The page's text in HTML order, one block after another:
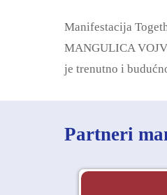
Manifestacija
MANGULICA
je trenutno i
Partneri